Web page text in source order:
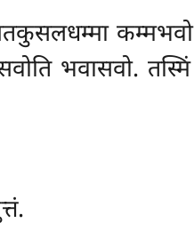
कम्मभवो.
भवासवो.